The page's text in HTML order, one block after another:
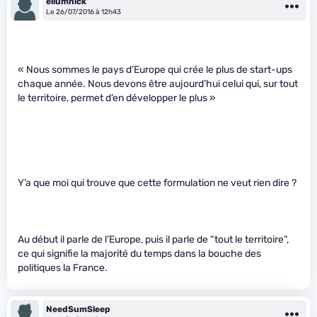
Le 26/07/2016 à 12h43
« Nous sommes le pays d’Europe qui crée le plus de start-ups
chaque année. Nous devons être aujourd’hui celui qui, sur tout
le territoire, permet d’en développer le plus »
Y’a que moi qui trouve que cette formulation ne veut rien dire ?
Au début il parle de l’Europe, puis il parle de “tout le territoire”,
ce qui signifie la majorité du temps dans la bouche des
politiques la France.
NeedSumSleep